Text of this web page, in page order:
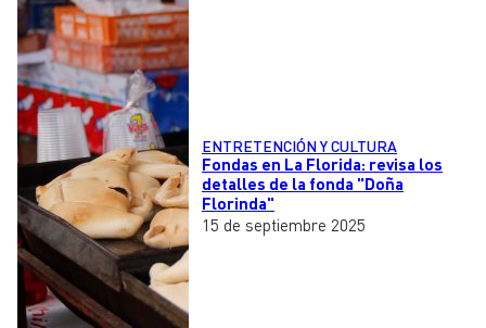
Lo Último
Ciudad
Radio en vivo
Tendencias
Entretención y Cultura
Dato en Pauta
Contenido Patrocinado
ENTRETENCIÓN Y CULTURA
Fondas en La Florida: revisa los
detalles de la fonda "Doña
Florinda"
15 de septiembre 2025